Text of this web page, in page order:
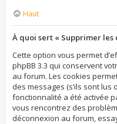
Haut
À quoi sert « Supprimer les
Cette option vous permet
phpBB 3.3 qui conservent
au forum. Les cookies
des messages (s’ils sont lus
fonctionnalité a été activée
vous rencontrez des
déconnexion au forum,